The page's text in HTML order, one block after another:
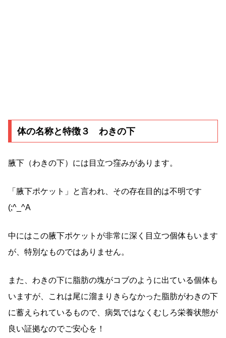
体の名称と特徴３ わきの下
腋下（わきの下）には目立つ窪みがあります。
「腋下ポケット」と言われ、その存在目的は不明です
(;^_^A
中にはこの腋下ポケットが非常に深く目立つ個体もいます
が、特別なものではありません。
また、わきの下に脂肪の塊がコブのように出ている個体も
いますが、これは尾に溜まりきらなかった脂肪がわきの下
に蓄えられているもので、病気ではなくむしろ栄養状態が
良い証拠なのでご安心を！